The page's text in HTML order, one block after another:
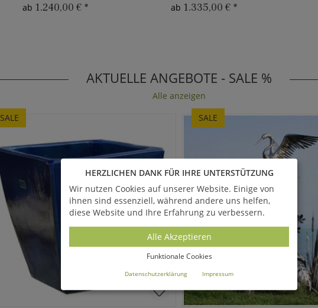
ab 1.240,00 € *
ab 1.335,00 € *
AKTUELLE ANGEBOTE - SALE %
Alle anzeigen
SALE SALE
HERZLICHEN DANK FÜR IHRE UNTERSTÜTZUNG
Wir nutzen Cookies auf unserer Website. Einige von
ihnen sind essenziell, während andere uns helfen,
diese Website und Ihre Erfahrung zu verbessern.
Alle Akzeptieren
Funktionale Cookies
Datenschutzerklärung Impressum